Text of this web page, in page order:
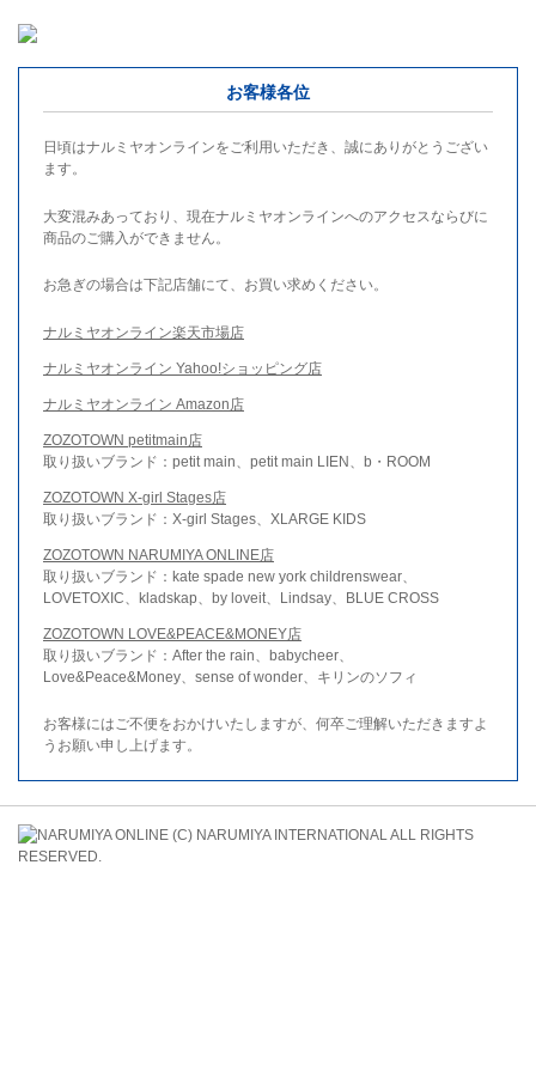
お客様各位
日頃はナルミヤオンラインをご利用いただき、誠にありがとうござい
ます。
大変混みあっており、現在ナルミヤオンラインへのアクセスならびに
商品のご購入ができません。
お急ぎの場合は下記店舗にて、お買い求めください。
ナルミヤオンライン楽天市場店
ナルミヤオンライン Yahoo!ショッピング店
ナルミヤオンライン Amazon店
ZOZOTOWN petitmain店
取り扱いブランド：petit main、petit main LIEN、b・ROOM
ZOZOTOWN X-girl Stages店
取り扱いブランド：X-girl Stages、XLARGE KIDS
ZOZOTOWN NARUMIYA ONLINE店
取り扱いブランド：kate spade new york childrenswear、
LOVETOXIC、kladskap、by loveit、Lindsay、BLUE CROSS
ZOZOTOWN LOVE&PEACE&MONEY店
取り扱いブランド：After the rain、babycheer、
Love&Peace&Money、sense of wonder、キリンのソフィ
お客様にはご不便をおかけいたしますが、何卒ご理解いただきますよ
うお願い申し上げます。